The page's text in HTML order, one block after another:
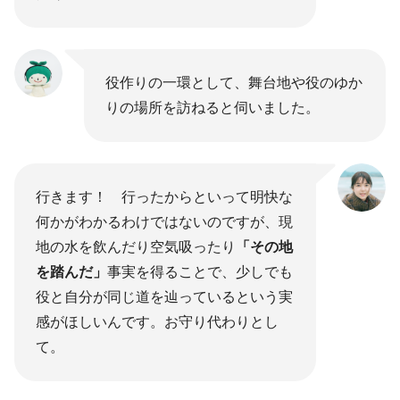
役作りの一環として、舞台地や役のゆか
りの場所を訪ねると伺いました。
行きます！ 行ったからといって明快な
何かがわかるわけではないのですが、現
地の水を飲んだり空気吸ったり
「その地
を踏んだ」 事実を得ることで、少しでも
役と自分が同じ道を辿っているという実
感がほしいんです。お守り代わりとし
て。